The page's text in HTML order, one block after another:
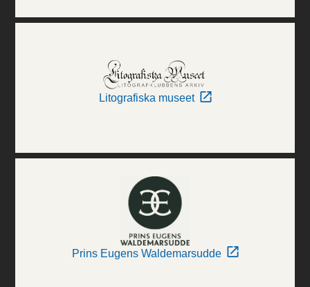
Litografiska museet
Prins Eugens Waldemarsudde